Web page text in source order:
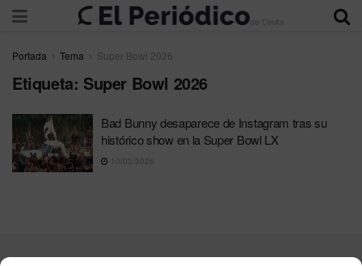
Portada Tema Super Bowl 2026
Etiqueta: Super Bowl 2026
Bad Bunny desaparece de Instagram tras su
histórico show en la Super Bowl LX
10/02/2026